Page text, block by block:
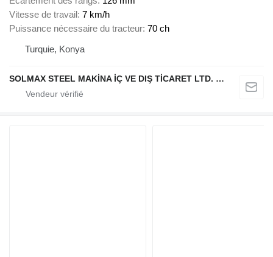
Vitesse de travail 7 km/h
Puissance nécessaire du tracteur 70 ch
Turquie, Konya
SOLMAX STEEL MAKİNA İÇ VE DIŞ TİCARET LTD. ŞTİ.